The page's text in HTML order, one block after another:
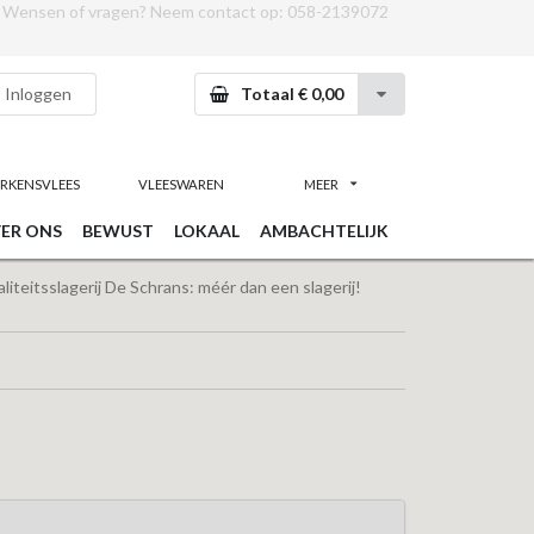
Wensen of vragen? Neem contact op: 058-2139072
Inloggen Totaal € 0,00
VLEESWAREN MEER
ONS BEWUST LOKAAL AMBACHTELIJK
De Schrans: méér dan een slagerij!